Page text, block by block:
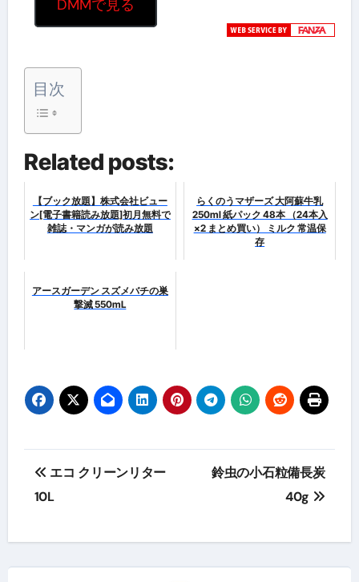
DMMで見る
目次
Related posts:
【ブック放題】株式会社ビュー
ン[電子書籍読み放題]初月無料で
雑誌・マンガが読み放題
らくのうマザーズ 大阿蘇牛乳
250ml 紙パック 48本 （24本入
×2 まとめ買い） ミルク 常温保
存
アースガーデン スズメバチの巣
撃滅 550mL
投
稿
ビ
エコ クリーンリター
10L
鈴虫の小石粒備長炭
40g